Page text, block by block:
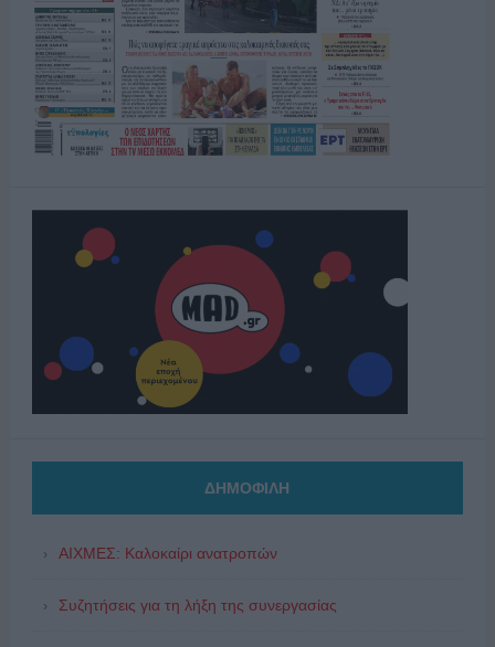
ΔΗΜΟΦΙΛΗ
ΑΙΧΜΕΣ: Καλοκαίρι ανατροπών
Συζητήσεις για τη λήξη της συνεργασίας